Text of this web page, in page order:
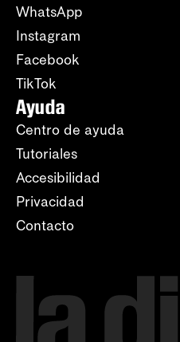
WhatsApp
Instagram
Facebook
TikTok
Ayuda
Centro de ayuda
Tutoriales
Accesibilidad
Privacidad
Contacto